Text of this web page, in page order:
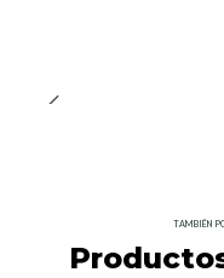
TAMBIÉN